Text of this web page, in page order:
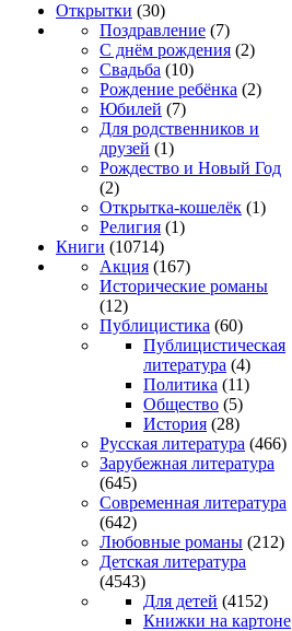
Открытки (30)
Поздравление (7)
С днём рождения (2)
Свадьба (10)
Рождение ребёнка (2)
Юбилей (7)
Для родственников и
друзей (1)
Рождество и Новый Год
(2)
Открытка-кошелёк (1)
Религия (1)
Книги (10714)
Акция (167)
Исторические романы
(12)
Публицистика (60)
Публицистическая
литература (4)
Политика (11)
Общество (5)
История (28)
Русская литература (466)
Зарубежная литература
(645)
Современная литература
(642)
Любовные романы (212)
Детская литература
(4543)
Для детей (4152)
Книжки на картоне